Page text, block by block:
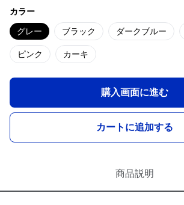
カラー
グレー ブラック ダークブルー
ピンク カーキ
購入画面に進む
カートに追加する
商品説明